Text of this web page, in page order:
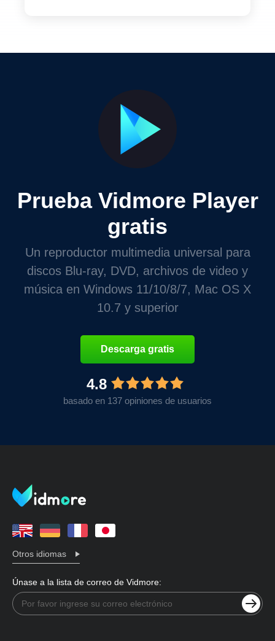
Prueba Vidmore Player
gratis
Un reproductor multimedia universal para
discos Blu-ray, DVD, archivos de video y
música en Windows 11/10/8/7, Mac OS X
10.7 y superior
Descarga gratis
4.8
basado en 137 opiniones de usuarios
Otros idiomas
Únase a la lista de correo de Vidmore: